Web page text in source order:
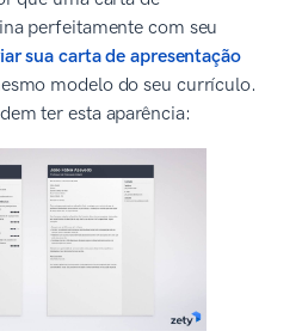
perfeitamente com seu
sua carta de apresentação
modelo do seu currículo.
ter esta aparência: